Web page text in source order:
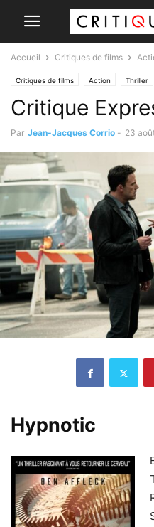
Accueil Critiques de films
Critiques de films Action Thriller
Critique
Par Jean-Jacques Corrio - 23
Hypnotic